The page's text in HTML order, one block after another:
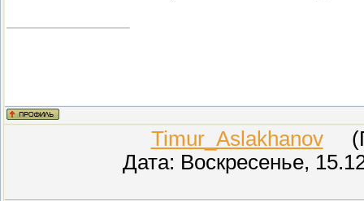
Timur_Aslakhanov
Дата: Воскресенье,